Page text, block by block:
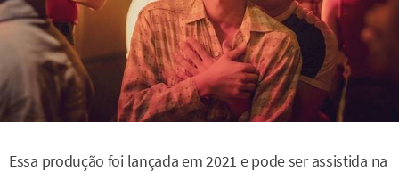
Essa produção foi lançada em 2021 e pode ser assistida na